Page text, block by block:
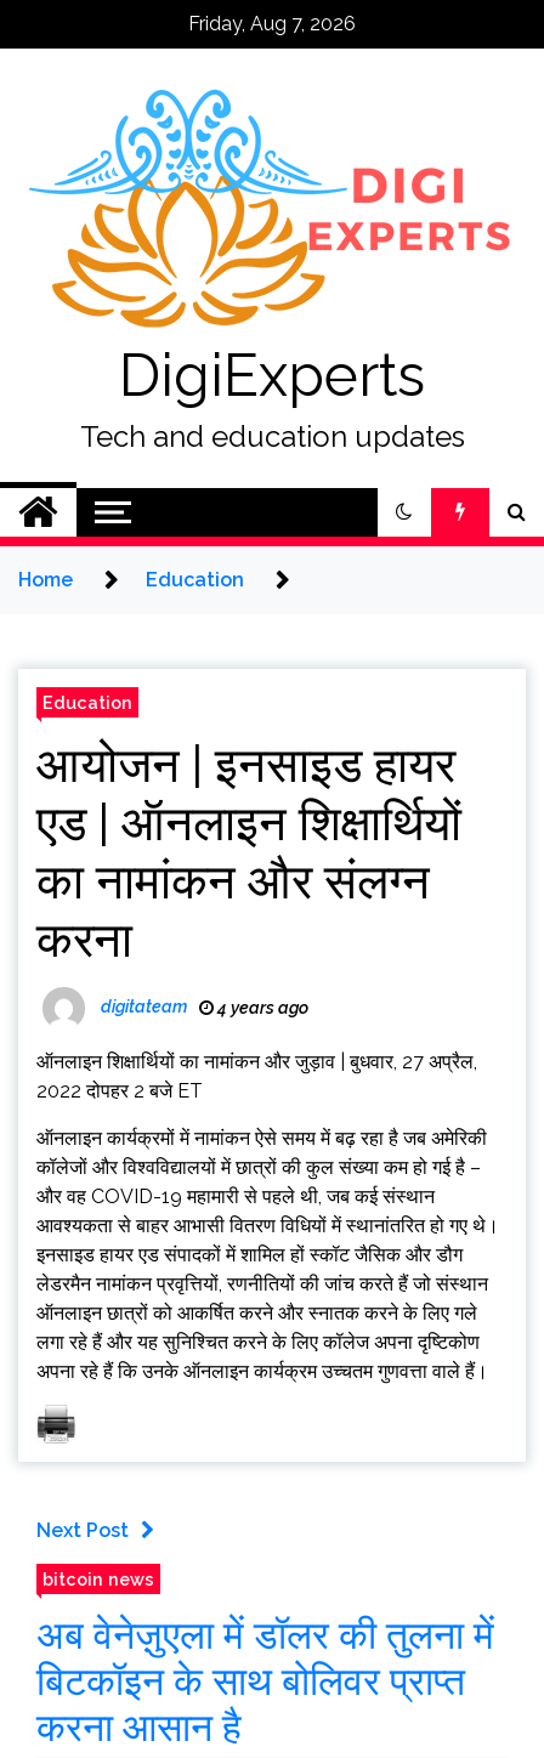
Friday, Aug 7, 2026
DigiExperts
Tech and education updates
Home Education
Education
आयोजन | इनसाइड हायर
एड | ऑनलाइन शिक्षार्थियों
का नामांकन और संलग्न
करना
digitateam 4 years ago
ऑनलाइन शिक्षार्थियों का नामांकन और जुड़ाव | बुधवार, 27 अप्रैल,
2022 दोपहर 2 बजे ET
ऑनलाइन कार्यक्रमों में नामांकन ऐसे समय में बढ़ रहा है जब अमेरिकी
कॉलेजों और विश्वविद्यालयों में छात्रों की कुल संख्या कम हो गई है –
और वह COVID-19 महामारी से पहले थी, जब कई संस्थान
आवश्यकता से बाहर आभासी वितरण विधियों में स्थानांतरित हो गए थे।
इनसाइड हायर एड संपादकों में शामिल हों स्कॉट जैसिक और डौग
लेडरमैन नामांकन प्रवृत्तियों, रणनीतियों की जांच करते हैं जो संस्थान
ऑनलाइन छात्रों को आकर्षित करने और स्नातक करने के लिए गले
लगा रहे हैं और यह सुनिश्चित करने के लिए कॉलेज अपना दृष्टिकोण
अपना रहे हैं कि उनके ऑनलाइन कार्यक्रम उच्चतम गुणवत्ता वाले हैं।
Next Post
bitcoin news
अब वेनेज़ुएला में डॉलर की तुलना में
बिटकॉइन के साथ बोलिवर प्राप्त
करना आसान है